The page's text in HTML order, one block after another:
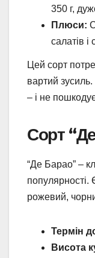
350 г,
Плюси:
салатів і
Цей сорт
вартий зусиль.
– і не
Сорт
“Де Барао” –
популярності.
рожевий,
Термін
Висота